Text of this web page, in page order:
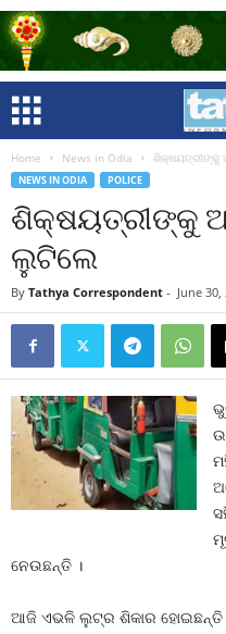
Home News in Odia ଶିକ୍ଷୟତ୍ରୀଙ୍କୁ
NEWS IN ODIA POLICE
ଶିକ୍ଷୟତ୍ରୀଙ୍କୁ
ଲୁଟିଲେ
By Tathya Correspondent - June 30,
ନେଉଛନ୍ତି ।
ଆଜି ଏଭଳି ଲୁଟ୍‍ର ଶିକାର ହୋଇଛନ୍ତି